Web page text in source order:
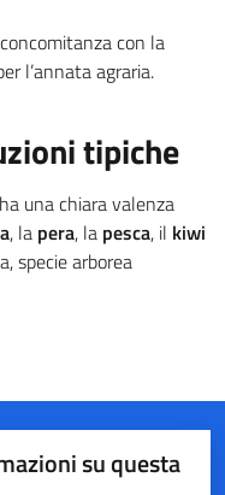
con la
l’annata agraria.
tipiche
una chiara valenza
, la pera, la pesca, il kiwi
specie arborea
su questa